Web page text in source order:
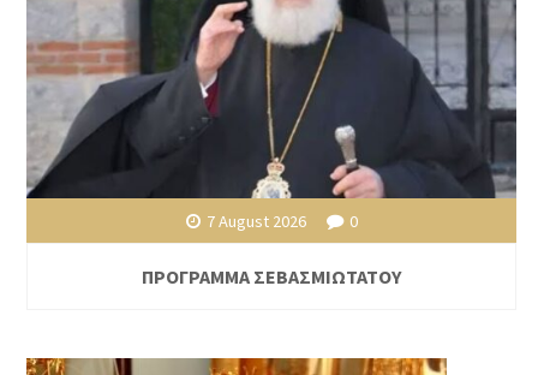
7 August 2026 0
ΠΡΟΓΡΑΜΜΑ ΣΕΒΑΣΜΙΩΤΑΤΟΥ